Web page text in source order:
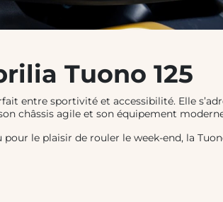
Tuono 125
entre sportivité et accessibilité. Elle
châssis agile et son équipement
le plaisir de rouler le week-end, la